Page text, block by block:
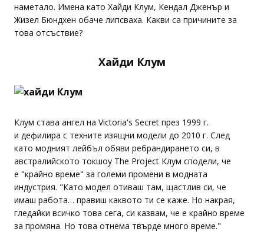
наметало. Имена като Хайди Клум, Кендал Дженър и
Жизел Бюндхен обаче липсваха. Какви са причините за
това отсъствие?
Хайди Клум
Клум става ангел на Victoria's Secret през 1999 г.
и дефилира с техните изящни модели до 2010 г. След
като модният лейбъл обяви ребрандирането си, в
австралийското токшоу The Project Клум сподели, че
е "крайно време" за големи промени в модната
индустрия. "Като модел отиваш там, щастлив си, че
имаш работа… правиш каквото ти се каже. Но накрая,
гледайки всичко това сега, си казвам, че е крайно време
за промяна. Но това отнема твърде много време."